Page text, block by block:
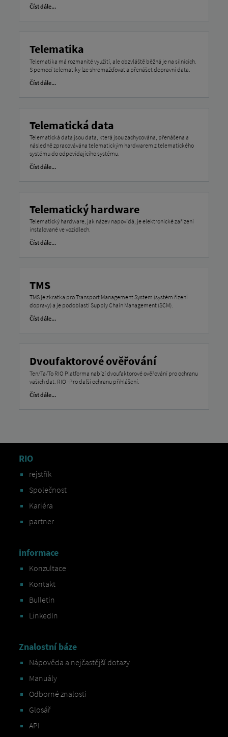
Číst dále...
Telematika
Telematika má rozmanité využití, ale obzvláště běžná je na silnicích.
S pomocí telematiky lze shromažďovat a přenášet dopravní data.
Číst dále...
Telematická data
Telematická data jsou data, která jsou zachycována, přenášena a
následně zpracovávána telematickým hardwarem z telematického
systému do odpovídajícího systému.
Číst dále...
Telematický hardware
Telematický hardware, jak název napovídá, je elektronické zařízení
instalované ve vozidlech.
Číst dále...
TMS
TMS je zkratka pro Transport Management System (systém řízení
dopravy) a je podoblastí Supply Chain Management (SCM).
Číst dále...
Dvoufaktorové ověřování
Ten/Ta/To RIO Platforma nabízí dvoufaktorové ověřování pro ochranu
vašich dat. RIO -Pro další ochranu přihlášení.
Číst dále...
RIO
rejstřík
Společnost
Kariéra
partner
informace
Konzultace
Kontakt
Bulletin
LinkedIn
Znalostní báze
Nápověda a nejčastější dotazy
Manuály
Odborné znalosti
Glosář
API